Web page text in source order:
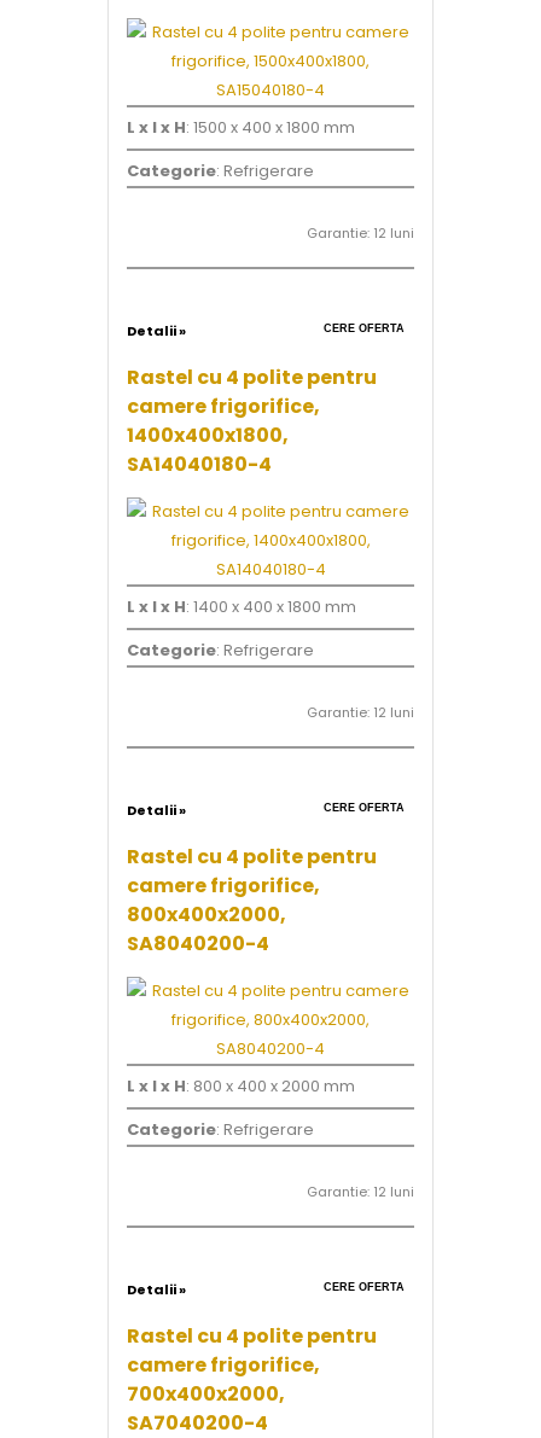
L x l x H: 1500 x 400 x 1800 mm
Categorie: Refrigerare
Garantie: 12 luni
Detalii » CERE OFERTA
Rastel cu 4 polite pentru
camere frigorifice,
1400x400x1800,
SA14040180-4
L x l x H: 1400 x 400 x 1800 mm
Categorie: Refrigerare
Garantie: 12 luni
Detalii » CERE OFERTA
Rastel cu 4 polite pentru
camere frigorifice,
800x400x2000,
SA8040200-4
L x l x H: 800 x 400 x 2000 mm
Categorie: Refrigerare
Garantie: 12 luni
Detalii » CERE OFERTA
Rastel cu 4 polite pentru
camere frigorifice,
700x400x2000,
SA7040200-4